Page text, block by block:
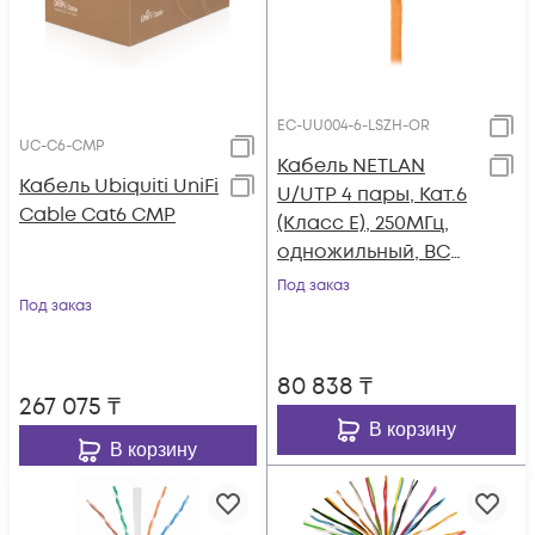
UC-C6-CMP
Кабель Ubiquiti UniFi
Cable Cat6 CMP
Под заказ
267 075 ₸
В корзину
EC-UU004-6-LSZH-OR
Кабель NETLAN
U/UTP 4 пары, Кат.6
(Класс E), 250МГц,
одножильный, BC
(чистая медь),
Под заказ
80 838 ₸
В корзину